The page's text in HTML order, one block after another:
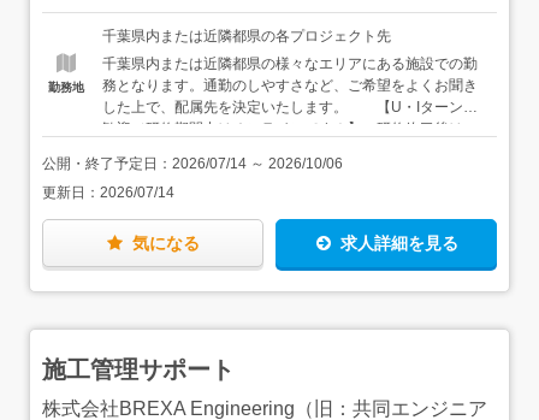
ていますので、機械に詳しくない方や電気の知識がない方
でも安心してチャレンジできます。＜検査＞検査の方に
は、建物や機械の非破壊検査や修理、書類作成などをお任
せします。非破壊検査とは、対象物を壊したり傷つけたり
することなく、その内部の欠陥や構造を調査すること。こ
ちらもチェックシートがありますので、未経験の方でも安
心です。【研修について】入社後は約1ヶ月の導入研修を
実施します。その後は、配属先でのOJT研修に移行し、実
際の業務を学んでいきます。もちろん教育担当となる先輩
社員が、皆さんの成長をイチからサポートしていきますの
で、安心してください！【ひとり立ち後は…】一通り業務
を覚えた後は、資格取得にもチャレンジしていきましょ
キストや願書を無料で配布しています！資格取得後は、資
ていますので、ぜひチャレンジしてみてくださいね！
れる安定したスキルを身につけています。豊富な育成ノウ
応援します！
ます。【年収例】年収450万円：30歳／未経験入社4年目
（賞与・残業代・資格手当・各種手当含む）
勤務地
千葉県内または近隣都県の各プロジェクト先
千葉県内または近隣都県の様々なエリアにある施設での勤
務となります。通勤のしやすさなど、ご希望をよくお聞き
した上で、配属先を決定いたします。 【U・Iターン大
歓迎／研修期間中はオンラインです！】 研修終了後は、
きの単身用社宅有】 お住まいから通勤が難しい方は、家
具・家電付きの単身用社宅を利用することもできます。初
期費用や引越費用を会社が負担するうえ、家賃半額補助
（地域別に上限あり）もあるので、最小限の出費に抑え
て、新しい仕事・新しい生活を始められます。
公開・終了予定日： 2026/07/14 ～ 2026/10/06
更新日： 2026/07/14
気になる 求人詳細を見る
施工管理サポート
株式会社BREXA Engineering（旧：共同エンジニア